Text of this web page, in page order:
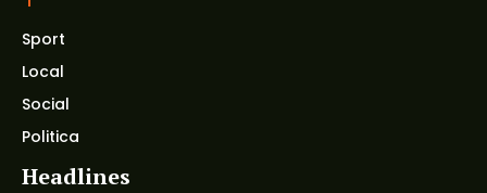
Sport
Local
Social
Politica
Headlines